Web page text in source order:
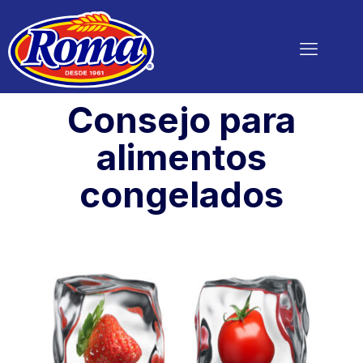
Consejo para
alimentos
congelados